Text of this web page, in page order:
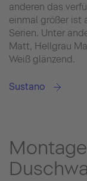
anderen das
einmal größer ist
Serien. Unter
Matt, Hellgrau
Weiß glänzend.
Sustano